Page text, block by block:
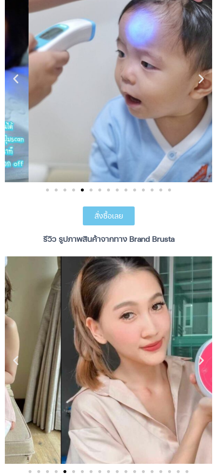
สั่งซื้อเลย
รีวิว รูปภาพสินค้าจากทาง Brand Brusta